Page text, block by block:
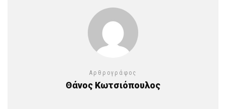
Αρθρογράφος
Θάνος Κωτσιόπουλος